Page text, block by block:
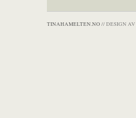
TINAHAMELTEN.NO // DESIGN AV